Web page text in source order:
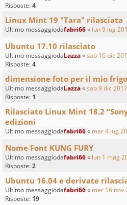
Risposte:4
Linux Mint 19 "Tara" rilasciata
Ultimo messaggiodafabri66« lun 9 lug
Ubuntu 17.10 rilasciato
Ultimo messaggiodaLazza«sab 16 dic
Risposte:4
dimensione foto per il mio
Ultimo messaggiodaLazza«sab 9 dic
Risposte: 1
Rilasciato Linux Mint 18.2
edizioni
Ultimo messaggiodafabri66« mar 4 lug
Nome Font KUNG FURY
Ultimo messaggiodafabri66« lun 1 mag
Risposte:2
Ubuntu 16.04 e derivate
Ultimo messaggiodafabri66« mer 16 nov
Risposte: 19